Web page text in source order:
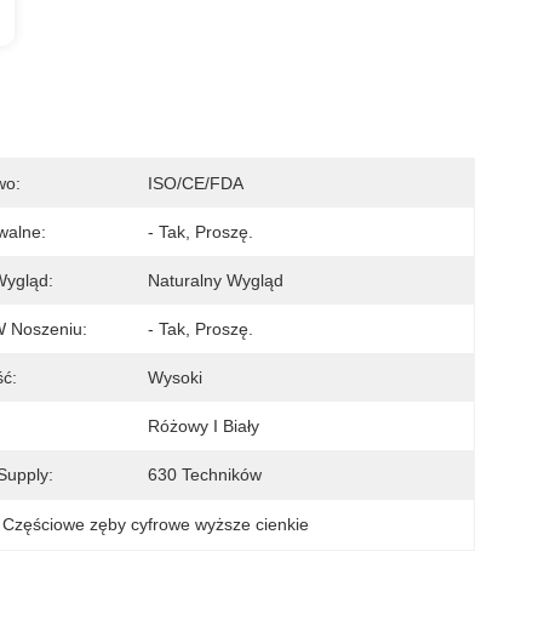
ISO/CE/FDA
- Tak, Proszę.
Naturalny Wygląd
Noszeniu: - Tak, Proszę.
Wysoki
Różowy I Biały
630 Techników
, Częściowe zęby cyfrowe wyższe cienkie